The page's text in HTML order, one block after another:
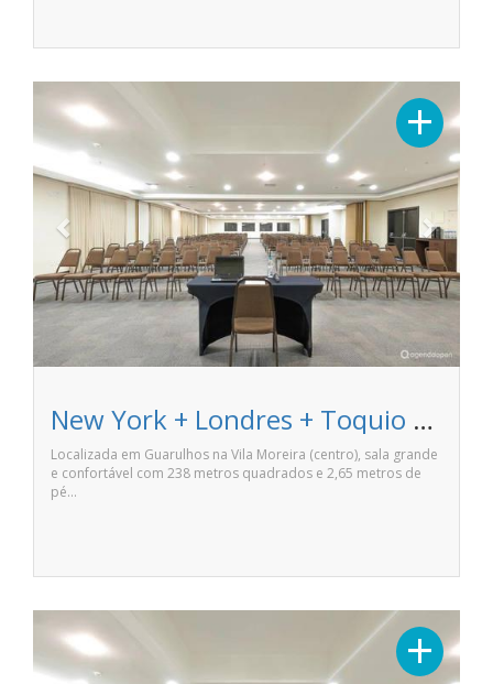
+
Previous Next
New York + Londres + Toquio + Paris - Slaviero Essential Guarulhos
Localizada em Guarulhos na Vila Moreira (centro), sala grande
e confortável com 238 metros quadrados e 2,65 metros de
pé…
+
Previous Next